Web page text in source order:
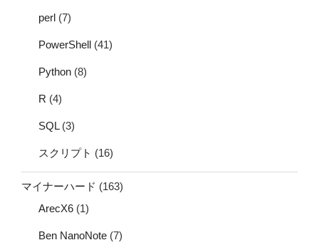
perl (7)
PowerShell (41)
Python (8)
R (4)
SQL(3)
スクリプト (16)
マイナーハード (163)
ArecX6 (1)
Ben NanoNote (7)